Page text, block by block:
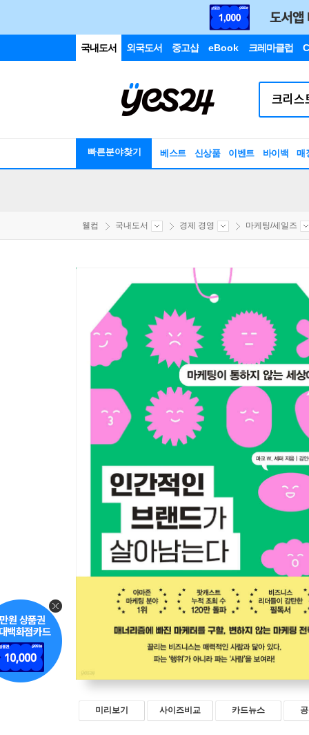
국내도서 외국도서 중고샵 eBook 크레마클럽
빠른분야찾기 베스트 신상품 이벤트 바이백 매
웰컴 국내도서 경제 경영 마케팅/세일즈
미리보기 사이즈비교 카드뉴스